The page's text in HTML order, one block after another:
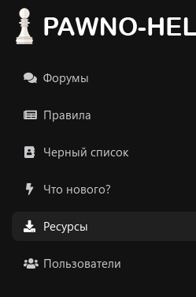
Форумы
Правила
Черный список
Что нового?
Ресурсы
Пользователи